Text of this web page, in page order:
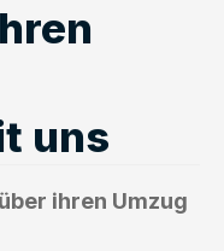
uns
ihren Umzug